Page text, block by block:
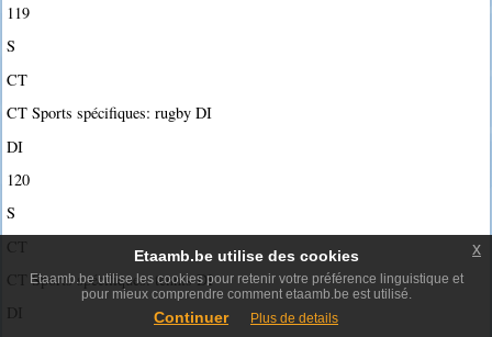
119
S
CT
CT Sports spécifiques: rugby DI
DI
120
S
CT
CT Sports spécifiques: tennis DI
DI
Etaamb.be utilise des cookies
Etaamb.be utilise les cookies pour retenir votre préférence linguistique et
pour mieux comprendre comment etaamb.be est utilisé.
Continuer Plus de details
x